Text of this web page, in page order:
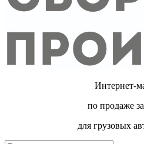
Интернет-
по продаже
для грузовых